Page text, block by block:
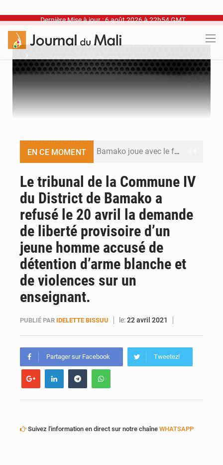
Dernière Mise à jour : 6 août 2026 à 22h54 GMT
›
EN CE MOMENT Bamako joue avec le feu
Ports ouest-africains : la bataille du fret sahélien
Le tribunal de la Commune IV
du District de Bamako a
refusé le 20 avril la demande
de liberté provisoire d’un
jeune homme accusé de
détention d’arme blanche et
de violences sur un
enseignant.
PUBLIÉ PAR IDELETTE BISSUU le:22 avril 2021
Partager sur Facebook Tweetez!
Suivez l'information en direct sur notre chaîne WHATSAPP